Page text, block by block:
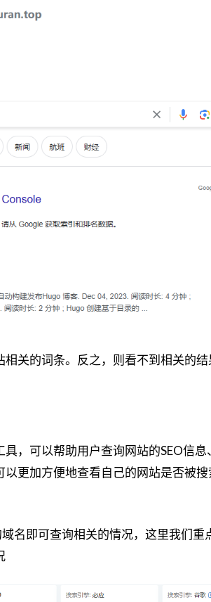
关的词条。反之，则看不到相关的结
，可以帮助用户查询网站的SEO信息
更加方便地查看自己的网站是否被
名即可查询相关的情况，这里我们重